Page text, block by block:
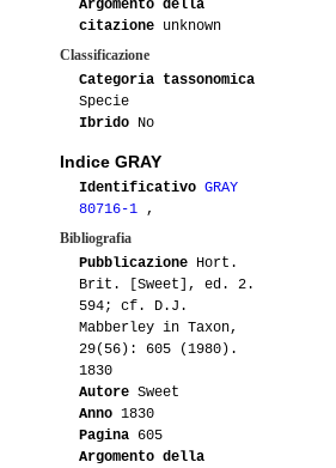
Argomento della
citazione unknown
Classificazione
Categoria tassonomica
Specie
Ibrido No
Indice GRAY
Identificativo GRAY
80716-1 ,
Bibliografia
Pubblicazione Hort.
Brit. [Sweet], ed. 2.
594; cf. D.J.
Mabberley in Taxon,
29(56): 605 (1980).
1830
Autore Sweet
Anno 1830
Pagina 605
Argomento della